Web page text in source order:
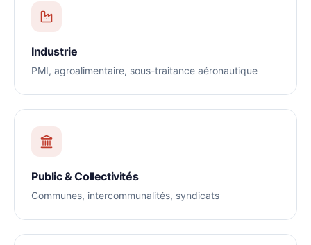
Industrie
PMI, agroalimentaire, sous-traitance aéronautique
Public & Collectivités
Communes, intercommunalités, syndicats